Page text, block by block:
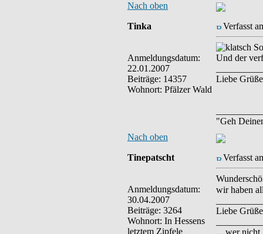
Nach oben
Tinka
Anmeldungsdatum:
22.01.2007
Beiträge: 14357
Wohnort: Pfälzer Wald
Verfasst
Und der
Liebe
"Geh
Nach oben
Tinepatscht
Anmeldungsdatum:
30.04.2007
Beiträge: 3264
Wohnort: In Hessens
letztem Zipfele
Verfasst
wir haben
Liebe
... wer nicht